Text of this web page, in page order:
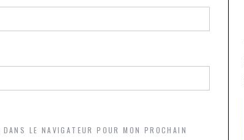
LE NAVIGATEUR POUR MON PROCHAIN